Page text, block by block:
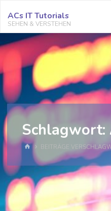
Inhalt
springen
ACs IT Tutorials
SEHEN & VERSTEHEN
Schlagwort:
STARTBEITRÄGE